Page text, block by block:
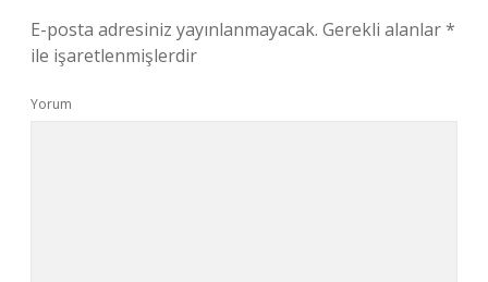
E-posta adresiniz yayınlanmayacak. Gerekli alanlar*
ile işaretlenmişlerdir
Yorum